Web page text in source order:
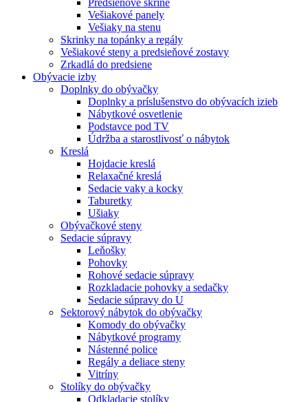
Vešiakové panely
Vešiaky na stenu
Skrinky na topánky a regály
Vešiakové steny a predsieňové zostavy
Zrkadlá do predsiene
Obývacie izby
Doplnky do obývačky
Doplnky a príslušenstvo do obývacích izieb
Nábytkové osvetlenie
Podstavce pod TV
Údržba a starostlivosť o nábytok
Kreslá
Hojdacie kreslá
Relaxačné kreslá
Sedacie vaky a kocky
Taburetky
Ušiaky
Obývačkové steny
Sedacie súpravy
Leňošky
Pohovky
Rohové sedacie súpravy
Rozkladacie pohovky a sedačky
Sedacie súpravy do U
Sektorový nábytok do obývačky
Komody do obývačky
Nábytkové programy
Nástenné police
Regály a deliace steny
Vitríny
Stolíky do obývačky
Odkladacie stolíky